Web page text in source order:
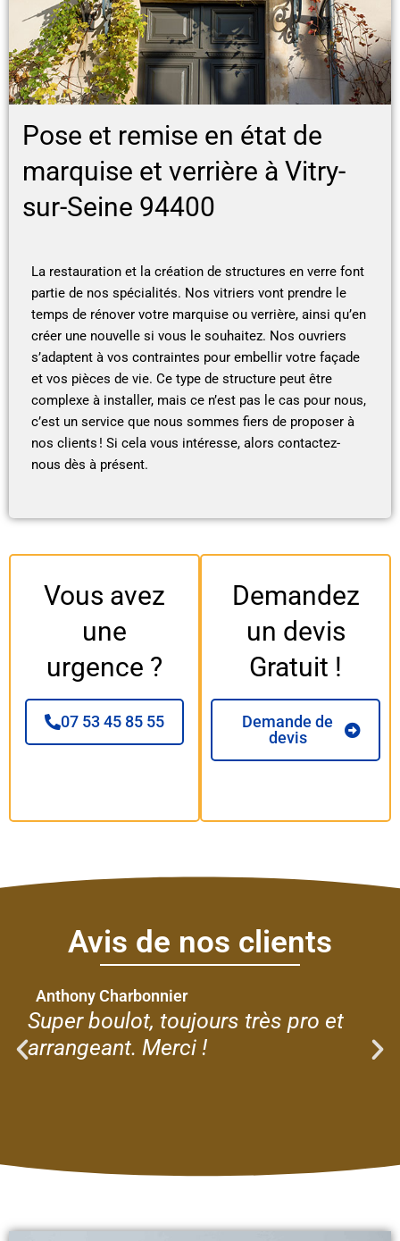
Pose et remise en état de
marquise et verrière à Vitry-
sur-Seine 94400
La restauration et la création de structures en verre font
partie de nos spécialités. Nos vitriers vont prendre le
temps de rénover votre marquise ou verrière, ainsi qu’en
créer une nouvelle si vous le souhaitez. Nos ouvriers
s’adaptent à vos contraintes pour embellir votre façade
et vos pièces de vie. Ce type de structure peut être
complexe à installer, mais ce n’est pas le cas pour nous,
c’est un service que nous sommes fiers de proposer à
nos clients ! Si cela vous intéresse, alors contactez-
nous dès à présent.
Vous avez
une
urgence ?
07 53 45 85 55
Demandez
un devis
Gratuit !
Demande de
devis
Avis de nos clients
Anthony Charbonnier
Super boulot, toujours très pro et
arrangeant. Merci !